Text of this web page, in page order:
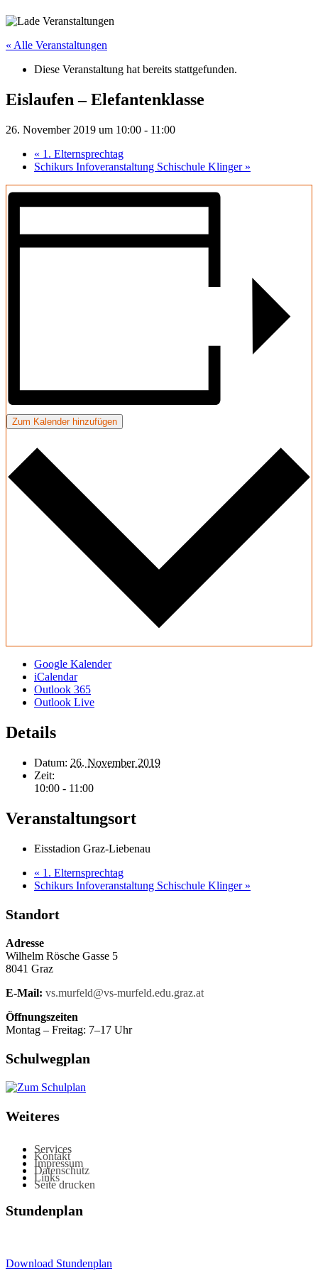
« Alle Veranstaltungen
Diese Veranstaltung hat bereits stattgefunden.
Eislaufen – Elefantenklasse
26. November 2019 um 10:00 - 11:00
« 1. Elternsprechtag
Schikurs Infoveranstaltung Schischule Klinger »
Zum Kalender hinzufügen
Google Kalender
iCalendar
Outlook 365
Outlook Live
Details
Datum: 26. November 2019
Zeit:
10:00 - 11:00
Veranstaltungsort
Eisstadion Graz-Liebenau
« 1. Elternsprechtag
Schikurs Infoveranstaltung Schischule Klinger »
Standort
Adresse
Wilhelm Rösche Gasse 5
8041 Graz
E-Mail: vs.murfeld@vs-murfeld.edu.graz.at
Öffnungszeiten
Montag – Freitag: 7–17 Uhr
Schulwegplan
Weiteres
Services
Kontakt
Impressum
Datenschutz
Links
Seite drucken
Stundenplan
Download Stundenplan